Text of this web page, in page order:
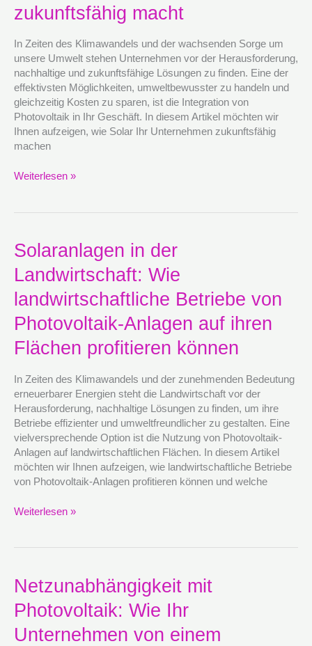
zukunftsfähig macht
In Zeiten des Klimawandels und der wachsenden Sorge um
unsere Umwelt stehen Unternehmen vor der Herausforderung,
nachhaltige und zukunftsfähige Lösungen zu finden. Eine der
effektivsten Möglichkeiten, umweltbewusster zu handeln und
gleichzeitig Kosten zu sparen, ist die Integration von
Photovoltaik in Ihr Geschäft. In diesem Artikel möchten wir
Ihnen aufzeigen, wie Solar Ihr Unternehmen zukunftsfähig
machen
Solar
Geschäft
zukunftsfähig
macht
Weiterlesen »
Solaranlagen in der
Landwirtschaft: Wie
landwirtschaftliche Betriebe von
Photovoltaik-Anlagen auf ihren
Flächen profitieren können
In Zeiten des Klimawandels und der zunehmenden Bedeutung
erneuerbarer Energien steht die Landwirtschaft vor der
Herausforderung, nachhaltige Lösungen zu finden, um ihre
Betriebe effizienter und umweltfreundlicher zu gestalten. Eine
vielversprechende Option ist die Nutzung von Photovoltaik-
Anlagen auf landwirtschaftlichen Flächen. In diesem Artikel
möchten wir Ihnen aufzeigen, wie landwirtschaftliche Betriebe
von Photovoltaik-Anlagen profitieren können und welche
Solaranlagen
in
der
Wie
landwirtschaftliche
Betriebe
von
Anlagen
auf
ihren
Flächen
profitieren
können
Weiterlesen »
Netzunabhängigkeit mit
Photovoltaik: Wie Ihr
Unternehmen von einem
Netzunabhängigkeit
mit
Photovoltaik:
Ihr